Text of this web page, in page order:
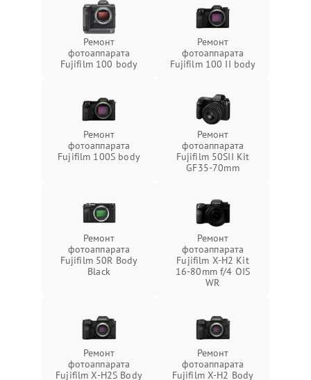
Ремонт
фотоаппарата
Fujifilm 100 body
Ремонт
фотоаппарата
Fujifilm 100 II body
Ремонт
фотоаппарата
Fujifilm 100S body
Ремонт
фотоаппарата
Fujifilm 50SII Kit
GF35-70mm
Ремонт
фотоаппарата
Fujifilm 50R Body
Black
Ремонт
фотоаппарата
Fujifilm X-H2 Kit
16-80mm f/4 OIS
WR
Ремонт
фотоаппарата
Fujifilm X-H2S Body
Ремонт
фотоаппарата
Fujifilm X-H2 Body